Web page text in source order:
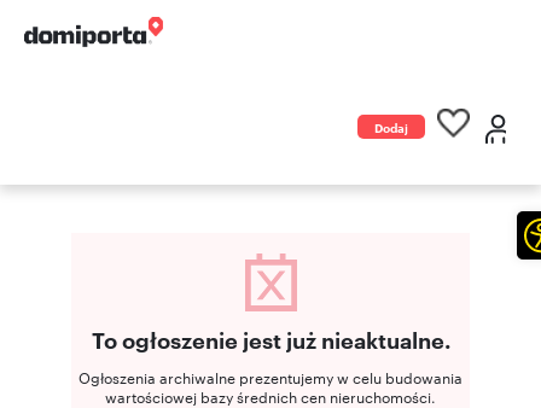
Dodaj
To ogłoszenie jest już nieaktualne.
Ogłoszenia archiwalne prezentujemy w celu budowania
wartościowej bazy średnich cen nieruchomości.